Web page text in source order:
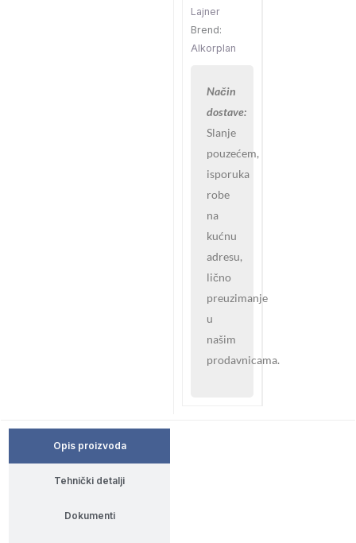
Lajner
Brend:
Alkorplan
Način
dostave:
Slanje
pouzećem,
isporuka
robe
na
kućnu
adresu,
lično
preuzimanje
u
našim
prodavnicama.
Opis proizvoda
Tehnički detalji
Dokumenti